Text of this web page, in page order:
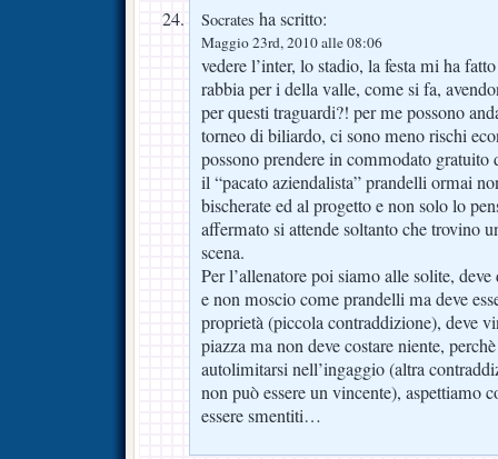
Socrates ha scritto:
Maggio 23rd, 2010 alle 08:06
vedere l’inter, lo stadio, la festa mi ha
rabbia per i della valle, come si fa,
per questi traguardi?! per me possono
torneo di biliardo, ci sono meno rischi
possono prendere in commodato gratuito
il “pacato aziendalista” prandelli ormai
bischerate ed al progetto e non solo lo
affermato si attende soltanto che trovino
scena.
Per l’allenatore poi siamo alle solite, deve
e non moscio come prandelli ma deve
proprietà (piccola contraddizione), deve
piazza ma non deve costare niente,
autolimitarsi nell’ingaggio (altra
non può essere un vincente), aspettiamo
essere smentiti…